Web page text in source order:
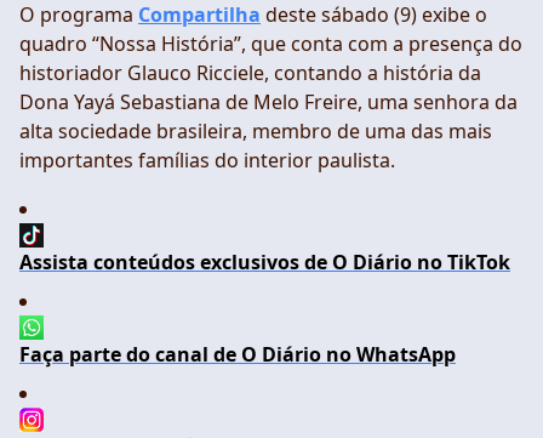
O programa Compartilha deste sábado (9) exibe o
quadro “Nossa História”, que conta com a presença do
historiador Glauco Ricciele, contando a história da
Dona Yayá Sebastiana de Melo Freire, uma senhora da
alta sociedade brasileira, membro de uma das mais
importantes famílias do interior paulista.
Assista conteúdos exclusivos de O Diário no TikTok
Faça parte do canal de O Diário no WhatsApp